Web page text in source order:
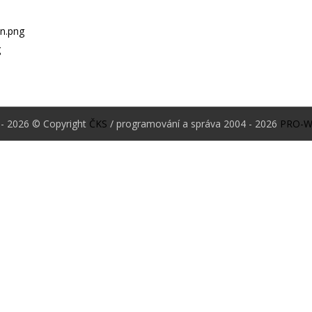
2026 © Copyright ČKS / programování a správa 2004 - 2026 PRO-